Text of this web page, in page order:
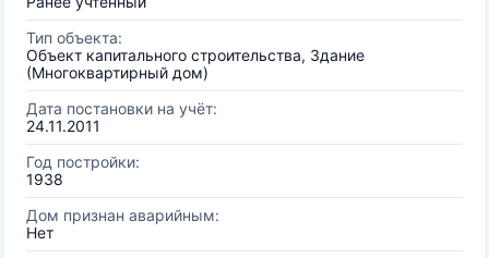
Тип объекта:
Объект капитального строительства, Здание
(Многоквартирный дом)
Дата постановки на учёт:
24.11.2011
Год постройки:
1938
Дом признан аварийным:
Нет